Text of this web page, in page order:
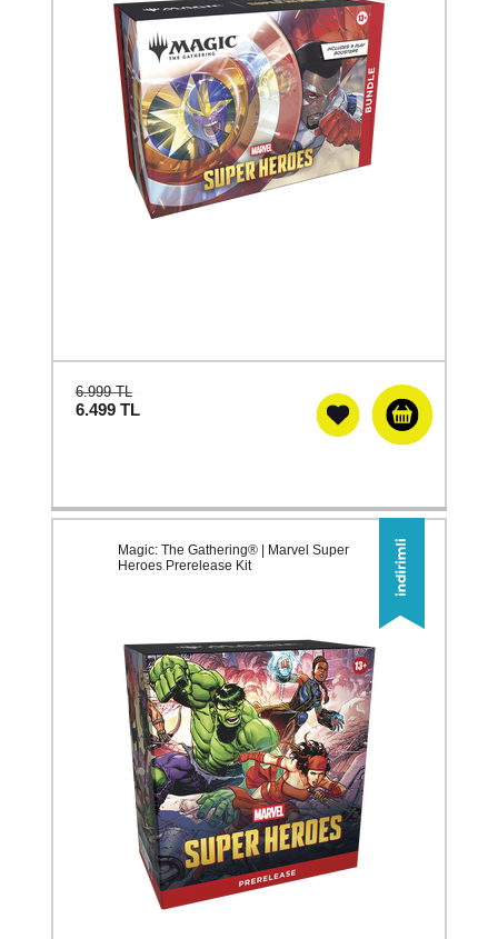
6.999 TL
6.499 TL
Magic: The Gathering® | Marvel Super
Heroes Prerelease Kit